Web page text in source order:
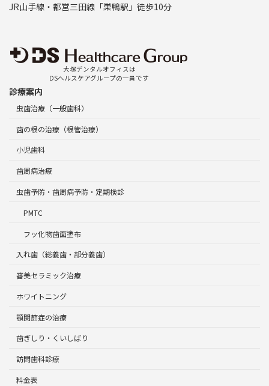
JR山手線・都営三田線「巣鴨駅」徒歩10分
大塚デンタルオフィスは
DSヘルスケアグループの一員です
診療案内
虫歯治療（一般歯科）
歯の根の治療（根管治療）
小児歯科
歯周病治療
虫歯予防・歯周病予防・定期検診
PMTC
フッ化物歯面塗布
入れ歯（総義歯・部分義歯）
審美セラミック治療
ホワイトニング
顎関節症の治療
歯ぎしり・くいしばり
訪問歯科診療
料金表